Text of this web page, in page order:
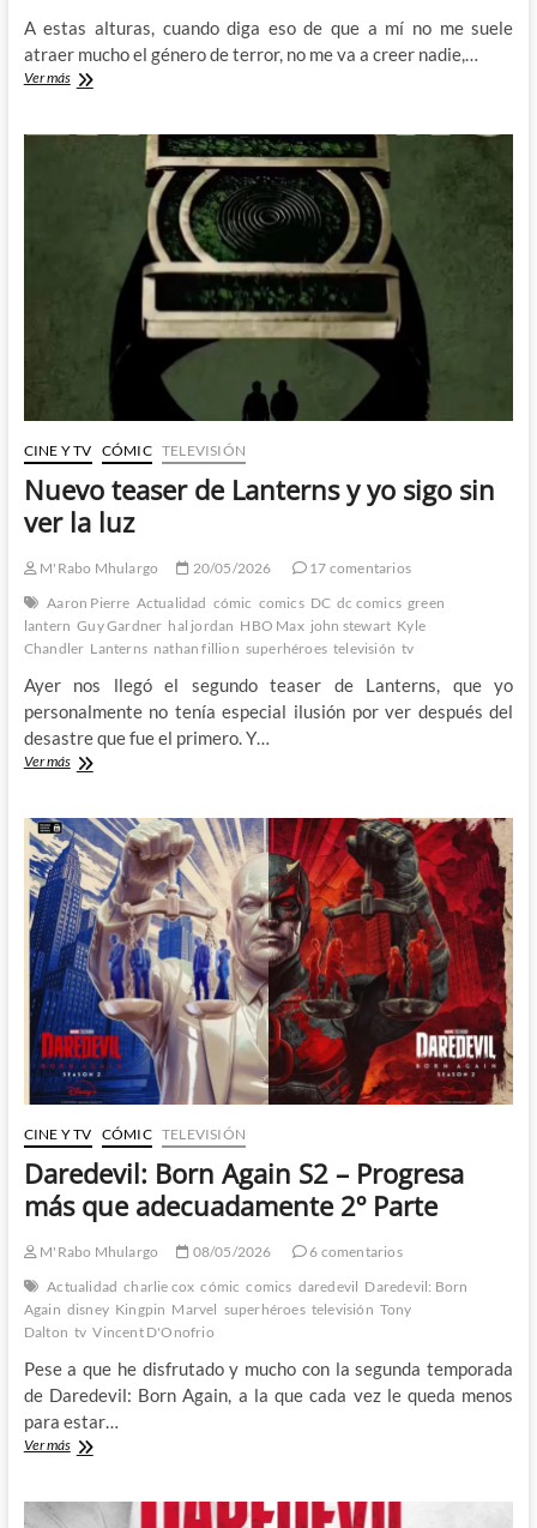
A estas alturas, cuando diga eso de que a mí no me suele
atraer mucho el género de terror, no me va a creer nadie,…
Ver másVuelve
a
CINE Y TV CÓMIC TELEVISIÓN
Nuevo teaser de Lanterns y yo sigo sin
ver la luz
M'Rabo Mhulargo 20/05/2026
17 comentarios
Aaron Pierre Actualidad cómic comics DC dc comics green
lantern Guy Gardner hal jordan HBO Max john stewart Kyle
Chandler Lanterns nathan fillion superhéroes televisión tv
Ayer nos llegó el segundo teaser de Lanterns, que yo
personalmente no tenía especial ilusión por ver después del
desastre que fue el primero. Y…
Ver másNuevo
Lanterns
y
yo
sigo
sin
ver
la
luz
CINE Y TV CÓMIC TELEVISIÓN
Daredevil: Born Again S2 – Progresa
más que adecuadamente 2º Parte
M'Rabo Mhulargo 08/05/2026
6 comentarios
Actualidad charlie cox cómic comics daredevil Daredevil: Born
Again disney Kingpin Marvel superhéroes televisión Tony
Dalton tv Vincent D'Onofrio
Pese a que he disfrutado y mucho con la segunda temporada
de Daredevil: Born Again, a la que cada vez le queda menos
para estar…
Ver másDaredevil: